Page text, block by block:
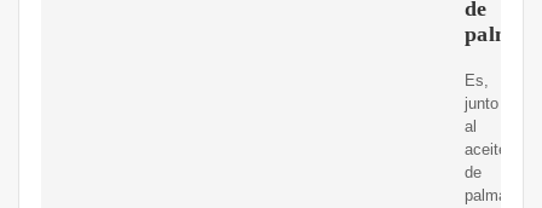
de
palma?
Es,
junto
al
aceite
de
palma,